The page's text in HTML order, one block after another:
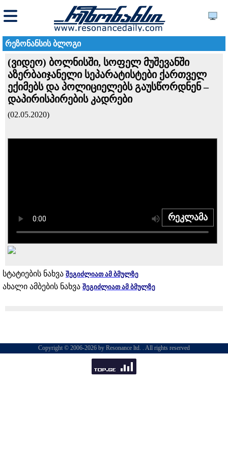
რეზონანსის ბლოგი
(ვიდეო) ბოლნისში, სოფელ მუშევანში
აზერბაიჯანელი სეპარატისტები ქართველ
ექიმებს და პოლიციელებს გაუსწორდნენ –
დაპირისპირების კადრები
(02.05.2020)
რეკლამა
სტატიების ნახვა შეგიძლიათ ამ ბმულზე
ახალი ამბების ნახვა შეგიძლიათ ამ ბმულზე
Copyright © 2006-2026 by Resonance ltd. . All rights reserved